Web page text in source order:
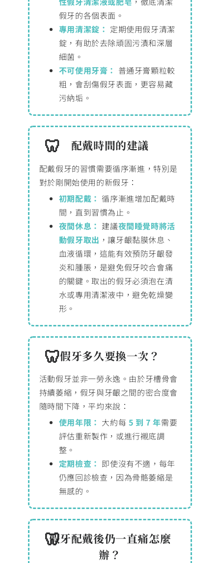
假牙的各個表面。
專用清潔錠： 定期使用假牙清潔
錠，有助於去除頑固污漬和深層
細菌。
不可使用牙膏： 普通牙膏顆粒較
粗，會刮傷假牙表面，更容易藏
污納垢。
配戴時間的建議
配戴假牙的習慣需要循序漸進，特別是
對於剛開始使用的新假牙：
初期配戴： 循序漸進增加配戴時
間，直到習慣為止。
夜間休息： 建議夜間睡覺時將活
動假牙取出 ，讓牙齦黏膜休息、
血液循環，這能有效預防牙齦發
炎和腫脹，是避免假牙咬合會痛
的關鍵。取出的假牙必須泡在清
水或專用清潔液中，避免乾燥變
形。
假牙多久要換一次？
活動假牙並非一勞永逸。由於牙槽骨會
持續萎縮，假牙與牙齦之間的密合度會
隨時間下降，平均來說：
使用年限： 大約每 5 到 7 年需要
評估重新製作，或進行襯底調
整。
定期檢查： 即使沒有不適，每年
仍應回診檢查，因為骨骼萎縮是
無感的。
假牙配戴後仍一直痛怎麼
辦？